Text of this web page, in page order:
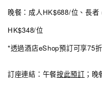
晚餐：成人HK$688/位、長
HK$348/位
*透過酒店eShop預訂可享75
訂座連結：午餐按此預訂 ；晚